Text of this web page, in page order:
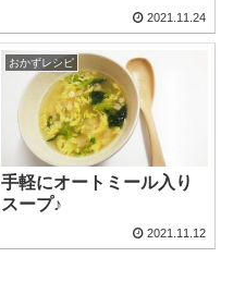
2021.11.24
おかずレシピ
手軽にオートミール入り
スープ♪
2021.11.12